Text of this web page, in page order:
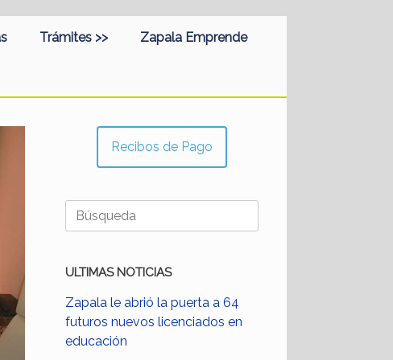
Trámites >> Zapala Emprende
Recibos de Pago
Buscar:
ULTIMAS NOTICIAS
Zapala le abrió la puerta a 64
futuros nuevos licenciados en
educación